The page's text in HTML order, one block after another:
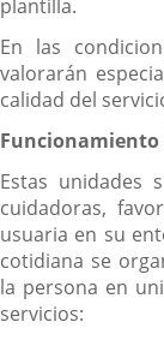
plantilla.
En las
valorarán
calidad del
Funcionamiento
Estas unidades
cuidadoras,
usuaria en su
cotidiana se
la persona en
servicios: